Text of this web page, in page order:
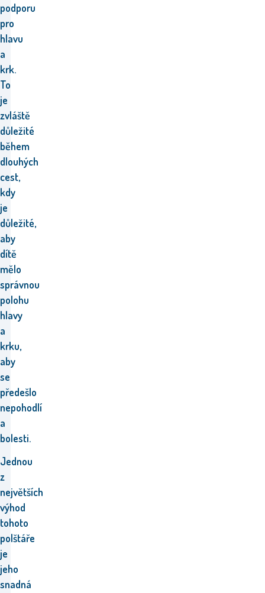
podporu
pro
hlavu
a
krk.
To
je
zvláště
důležité
během
dlouhých
cest,
kdy
je
důležité,
aby
dítě
mělo
správnou
polohu
hlavy
a
krku,
aby
se
předešlo
nepohodlí
a
bolesti.
Jednou
z
největších
výhod
tohoto
polštáře
je
jeho
snadná